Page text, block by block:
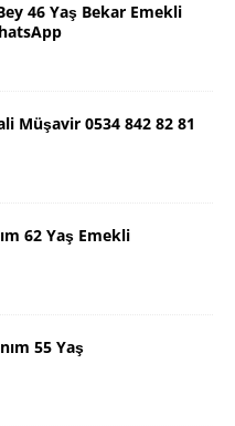
46 Yaş Bekar Emekli
Müşavir 0534 842 82 81
62 Yaş Emekli
55 Yaş